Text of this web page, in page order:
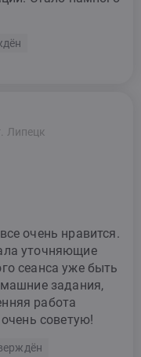
Липецк
очень нравится.
уточняющие
сеанса уже быть
задания,
работа
советую!